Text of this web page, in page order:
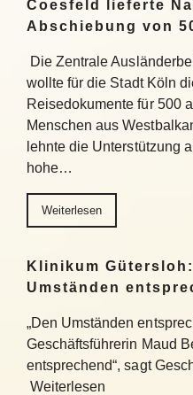
Coesfeld lieferte
Abschiebung von
Die Zentrale
wollte für die Stadt Köln
Reisedokumente für 500
Menschen aus
lehnte die Unterstützung
hohe…
Weiterlesen
Klinikum
Umständen
„Den Umständen
Geschäftsführerin Maud
entsprechend“, sagt
Weiterlesen